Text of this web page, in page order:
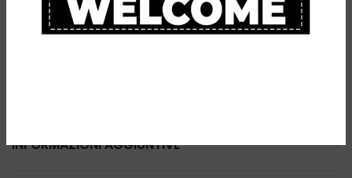
Riduzione dei micromovimenti
Tempo di reazione e agilità superiori
INFORMAZIONI AGGIUNTIVE